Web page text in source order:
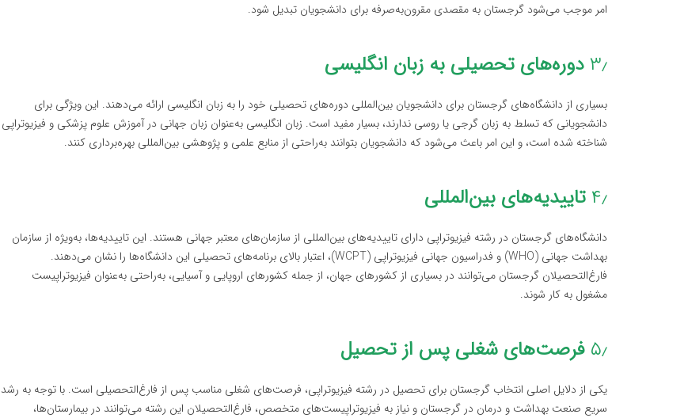
امر موجب می‌شود گرجستان به مقصدی مقرون‌به‌صرفه برای دانشجویان تبدیل شود.
۳٫دوره‌های تحصیلی به زبان انگلیسی
بسیاری از دانشگاه‌های گرجستان برای دانشجویان بین‌المللی دوره‌های تحصیلی خود را به زبان انگلیسی ارائه می‌دهند. این ویژگی برای
دانشجویانی که تسلط به زبان گرجی یا روسی ندارند، بسیار مفید است. زبان انگلیسی به‌عنوان زبان جهانی در آموزش علوم پزشکی و فیزیوتراپی
شناخته شده است، و این امر باعث می‌شود که دانشجویان بتوانند به‌راحتی از منابع علمی و پژوهشی بین‌المللی بهره‌برداری کنند.
۴٫ تاییدیه‌های بین‌المللی
دانشگاه‌های گرجستان در رشته فیزیوتراپی دارای تاییدیه‌های بین‌المللی از سازمان‌های معتبر جهانی هستند. این تاییدیه‌ها، به‌ویژه از سازمان
بهداشت جهانی (WHO) و فدراسیون جهانی فیزیوتراپی (WCPT)، اعتبار بالای برنامه‌های تحصیلی این دانشگاه‌ها را نشان می‌دهند.
فارغ‌التحصیلان گرجستان می‌توانند در بسیاری از کشورهای جهان، از جمله کشورهای اروپایی و آسیایی، به‌راحتی به‌عنوان فیزیوتراپیست
مشغول به کار شوند.
۵٫ فرصت‌های شغلی پس از تحصیل
یکی از دلایل اصلی انتخاب گرجستان برای تحصیل در رشته فیزیوتراپی، فرصت‌های شغلی مناسب پس از فارغ‌التحصیلی است. با توجه به رشد
سریع صنعت بهداشت و درمان در گرجستان و نیاز به فیزیوتراپیست‌های متخصص، فارغ‌التحصیلان این رشته می‌توانند در بیمارستان‌ها،